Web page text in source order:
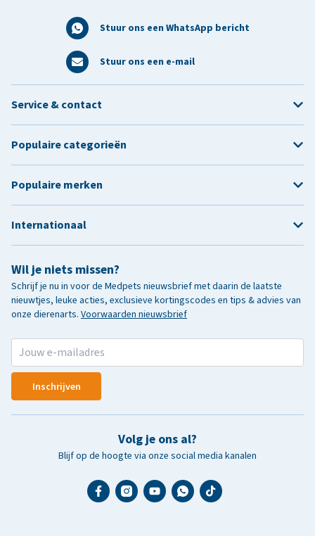
Stuur ons een WhatsApp bericht
Stuur ons een e-mail
Wil je niets missen?
Schrijf je nu in voor de Medpets nieuwsbrief met daarin de laatste
nieuwtjes, leuke acties, exclusieve kortingscodes en tips & advies van
onze dierenarts. Voorwaarden nieuwsbrief
Inschrijven
Volg je ons al?
Blijf op de hoogte via onze social media kanalen
Service & contact
Populaire categorieën
Populaire merken
Internationaal